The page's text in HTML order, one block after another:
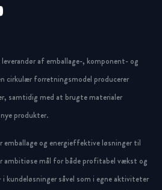
af emballage-, komponent- og
cirkulær forretningsmodel producerer
samtidig med at brugte materialer
produkter.
emballage og energieffektive løsninger til
ambitiøse mål for både profitabel vækst og
kundeløsninger såvel som i egne aktiviteter